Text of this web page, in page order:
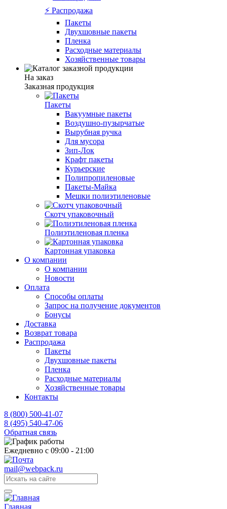
⚡️ Распродажа
Пакеты
Двухшовные пакеты
Пленка
Расходные материалы
Хозяйственные товары
На заказ
Заказная продукция
Пакеты
Вакуумные пакеты
Воздушно-пузырчатые
Вырубная ручка
Для мусора
Зип-Лок
Крафт пакеты
Курьерские
Полипропиленовые
Пакеты-Майка
Мешки полиэтиленовые
Скотч упаковочный
Полиэтиленовая пленка
Картонная упаковка
О компании
О компании
Новости
Оплата
Способы оплаты
Запрос на получение документов
Бонусы
Доставка
Возврат товара
Распродажа
Пакеты
Двухшовные пакеты
Пленка
Расходные материалы
Хозяйственные товары
Контакты
8 (800) 500-41-07
8 (495) 540-47-06
Обратная связь
Ежедневно с 09:00 - 21:00
mail@webpack.ru
Главная